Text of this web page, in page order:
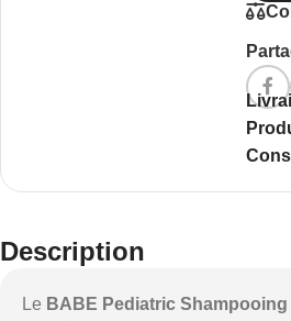
Description
Le BABE Pediatric Shampooing